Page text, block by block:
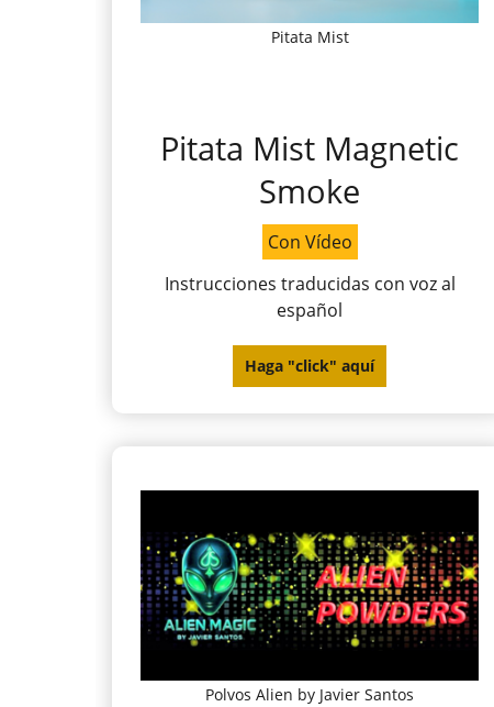
Pitata Mist
Pitata Mist Magnetic
Smoke
Con Vídeo
Instrucciones traducidas con voz al
español
Haga "click" aquí
Polvos Alien by Javier Santos